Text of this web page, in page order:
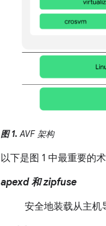
图 1. AVF 架构
以下是图 1 中最重要的
apexd 和 zipfuse
安全地装载从主机